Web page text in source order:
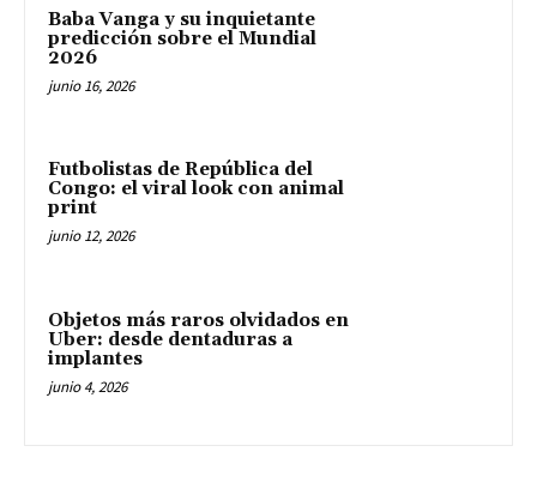
Baba Vanga y su inquietante
predicción sobre el Mundial
2026
junio 16, 2026
Futbolistas de República del
Congo: el viral look con animal
print
junio 12, 2026
Objetos más raros olvidados en
Uber: desde dentaduras a
implantes
junio 4, 2026